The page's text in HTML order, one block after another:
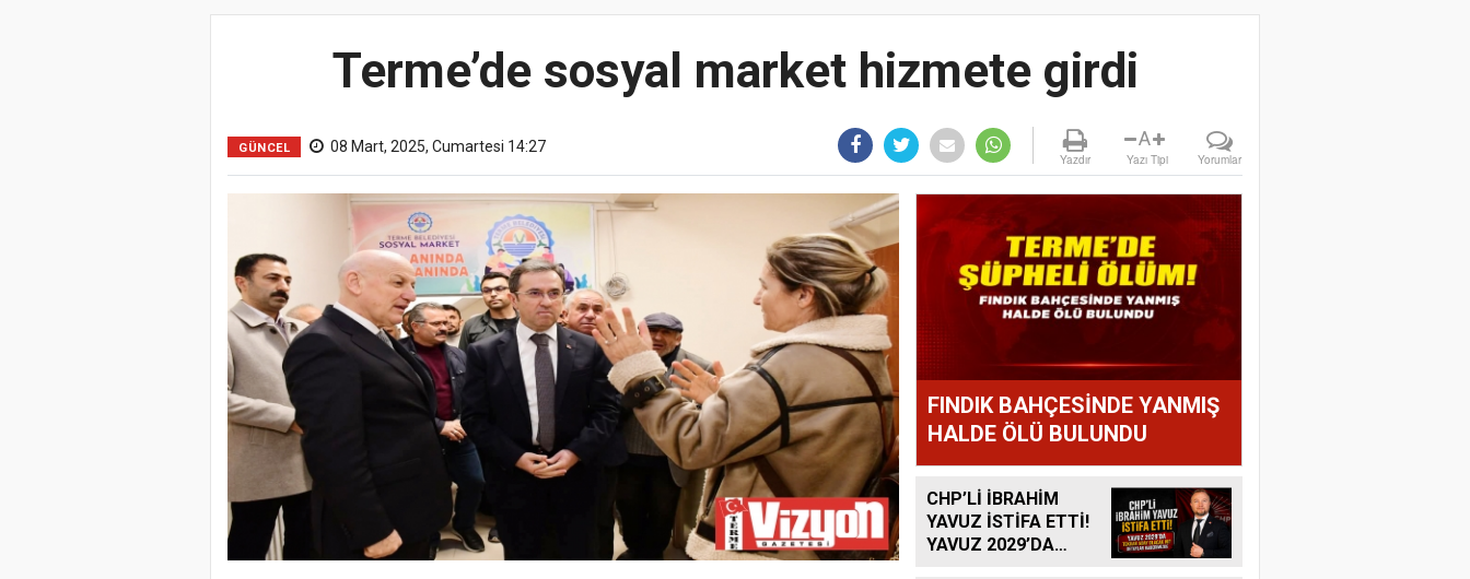
Terme’de sosyal market hizmete girdi
GÜNCEL 08 Mart, 2025, Cumartesi 14:27
Yazdır
A
Yazı Tipi Yorumlar
FINDIK BAHÇESİNDE YANMIŞ
HALDE ÖLÜ BULUNDU
CHP’Lİ İBRAHİM
YAVUZ İSTİFA ETTİ!
YAVUZ 2029’DA